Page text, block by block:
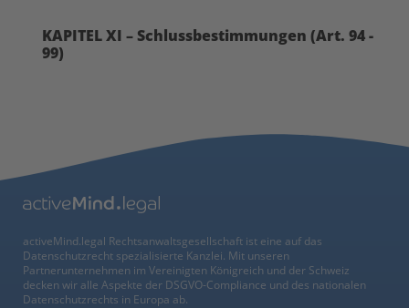
KAPITEL XI – Schlussbestimmungen (Art. 94 -
99)
activeMind.legal Rechtsanwaltsgesellschaft ist eine auf das
Datenschutzrecht spezialisierte Kanzlei. Mit unseren
Partnerunternehmen im Vereinigten Königreich und der Schweiz
decken wir alle Aspekte der DSGVO-Compliance und des nationalen
Datenschutzrechts in Europa ab.